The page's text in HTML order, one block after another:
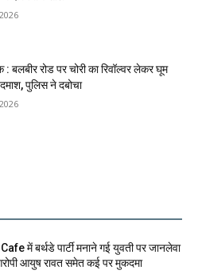
बलबीर रोड पर चोरी का रिवॉल्वर लेकर घूम
पुलिस ने दबोचा
में बर्थडे पार्टी मनाने गई युवती पर जानलेवा
आयुष रावत समेत कई पर मुकदमा